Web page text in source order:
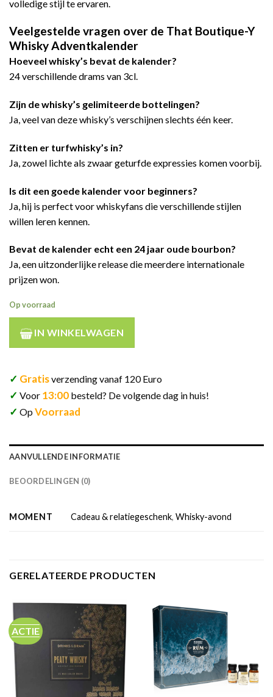
volledige stijl te ervaren.
Veelgestelde vragen over de That Boutique-Y
Whisky Adventkalender
Hoeveel whisky’s bevat de kalender?
24 verschillende drams van 3cl.
Zijn de whisky’s gelimiteerde bottelingen?
Ja, veel van deze whisky’s verschijnen slechts één keer.
Zitten er turfwhisky’s in?
Ja, zowel lichte als zwaar geturfde expressies komen voorbij.
Is dit een goede kalender voor beginners?
Ja, hij is perfect voor whiskyfans die verschillende stijlen
willen leren kennen.
Bevat de kalender echt een 24 jaar oude bourbon?
Ja, een uitzonderlijke release die meerdere internationale
prijzen won.
Op voorraad
IN WINKELWAGEN
✓ Gratisverzending vanaf 120 Euro
✓ Voor 13:00 besteld? De volgende dag in huis!
✓ OpVoorraad
AANVULLENDE INFORMATIE
BEOORDELINGEN (0)
MOMENT Cadeau & relatiegeschenk,Whisky-avond
GERELATEERDE PRODUCTEN
ACTIE